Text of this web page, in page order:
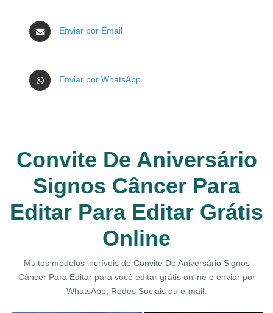
Enviar por Email
Enviar por WhatsApp
Convite De Aniversário
Signos Câncer Para
Editar Para Editar Grátis
Online
Muitos modelos incríveis de Convite De Aniversário Signos
Câncer Para Editar para você editar grátis online e enviar por
WhatsApp, Redes Sociais ou e-mail.